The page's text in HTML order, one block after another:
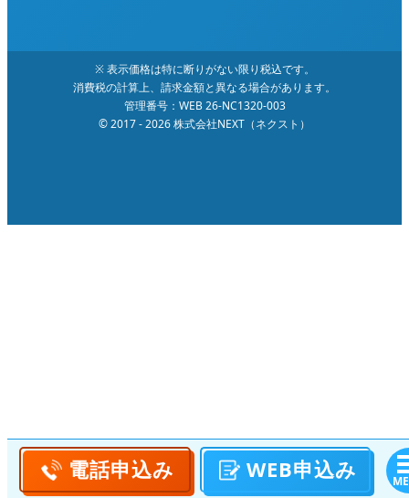
※ 表示価格は特に断りがない限り税込です。
消費税の計算上、請求金額と異なる場合があります。
管理番号：WEB 26-NC1320-003
© 2017 - 2026 株式会社NEXT（ネクスト）
電話申込み WEB申込み